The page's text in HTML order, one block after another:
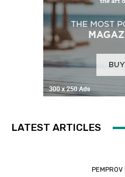
LATEST ARTICLES